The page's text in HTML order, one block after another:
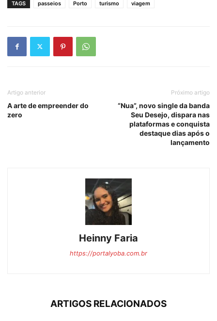
TAGS passeios Porto turismo viagem
Artigo anterior
A arte de empreender do
zero
Próximo artigo
“Nua”, novo single da banda
Seu Desejo, dispara nas
plataformas e conquista
destaque dias após o
lançamento
Heinny Faria
https://portalyoba.com.br
ARTIGOS RELACIONADOS